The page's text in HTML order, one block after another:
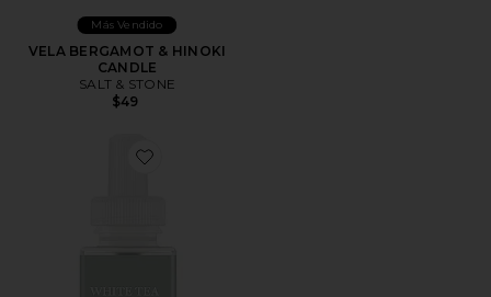
Más Vendido
VELA BERGAMOT & HINOKI
CANDLE
SALT & STONE
$49
Favorite RECARGA DEL DIFUSOR PURA WHITE TEA